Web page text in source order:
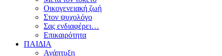
Οικογενειακή ζωή
Στον ψυχολόγο
Σας ενδιαφέρει…
Επικαιρότητα
ΠΑΙΔΙΑ
Ανάπτυξη